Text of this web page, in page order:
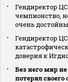
Гендиректор
чемпионство,
очень
Гендиректор
доверия к
Без него мир
потерял своего